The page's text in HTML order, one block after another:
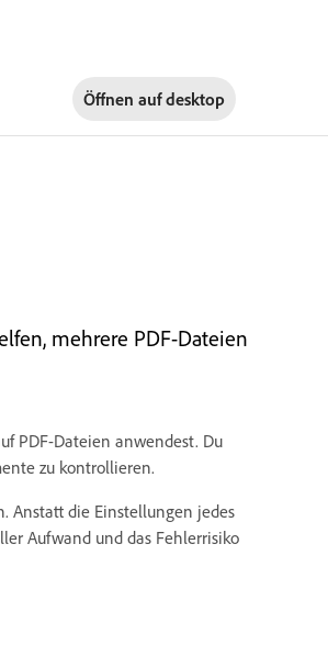
Öffnen aufdesktop
mehrere PDF-Dateien
PDF-Dateien anwendest. Du
zu kontrollieren.
Anstatt die Einstellungen jedes
Aufwand und das Fehlerrisiko